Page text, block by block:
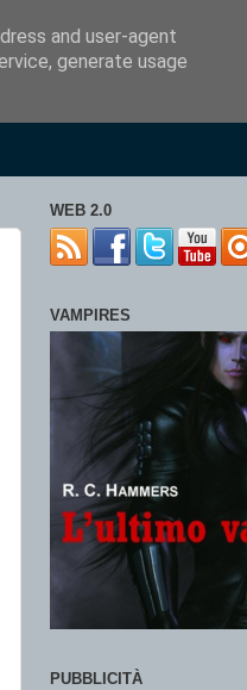
WEB 2.0
VAMPIRES
PUBBLICITÀ
and user-agent
generate usage